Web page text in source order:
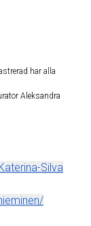
har alla
Aleksandra
Silva